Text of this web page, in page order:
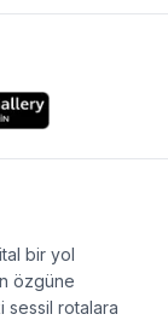
bir yol
özgüne
sessil rotalara